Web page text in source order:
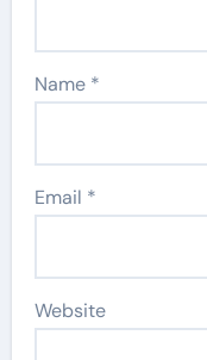
Name *
Email *
Website